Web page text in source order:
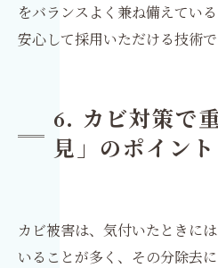
をバランスよく兼ね備えてい
安心して採用いただける技術で
6. カビ対策で
見」のポイント
カビ被害は、気付いたときに
いることが多く、その分除去